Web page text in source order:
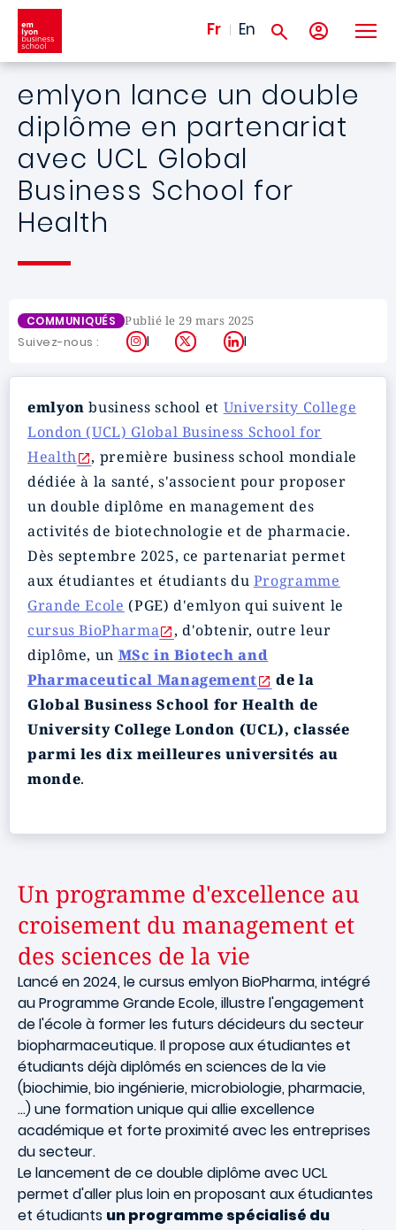
Aller au contenu principal
Fr En
emlyon lance un double
diplôme en partenariat
avec UCL Global
Business School for
Health
COMMUNIQUÉS Publié le 29 mars 2025
Suivez-nous : Instagram
X LinkedIn
emlyon business school et University College
London (UCL) Global Business School for
Health
, première business school mondiale
dédiée à la santé, s'associent pour proposer
un double diplôme en management des
activités de biotechnologie et de pharmacie.
Dès septembre 2025, ce partenariat permet
aux étudiantes et étudiants du Programme
Grande Ecole (PGE) d'emlyon qui suivent le
cursus BioPharma
, d'obtenir, outre leur
diplôme, un MSc in Biotech and
Pharmaceutical Management
de la
Global Business School for Health de
University College London (UCL), classée
parmi les dix meilleures universités au
monde.
Un programme d'excellence au
croisement du management et
des sciences de la vie
Lancé en 2024, le cursus emlyon BioPharma, intégré
au Programme Grande Ecole, illustre l'engagement
de l'école à former les futurs décideurs du secteur
biopharmaceutique. Il propose aux étudiantes et
étudiants déjà diplômés en sciences de la vie
(biochimie, bio ingénierie, microbiologie, pharmacie,
...) une formation unique qui allie excellence
académique et forte proximité avec les entreprises
du secteur.
Le lancement de ce double diplôme avec UCL
permet d'aller plus loin en proposant aux étudiantes
et étudiants un programme spécialisé du